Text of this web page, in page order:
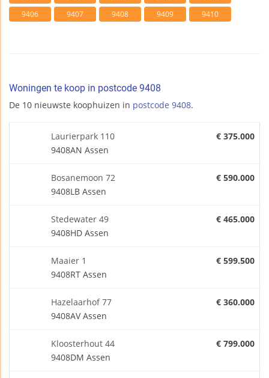
9406
9407 9408 9409 9410
Woningen te koop in postcode 9408
De 10 nieuwste koophuizen in postcode 9408.
Laurierpark 110
9408AN Assen
€ 375.000
Bosanemoon 72
9408LB Assen
€ 590.000
Stedewater 49
9408HD Assen
€ 465.000
Maaier 1
9408RT Assen
€ 599.500
Hazelaarhof 77
9408AV Assen
€ 360.000
Kloosterhout 44
9408DM Assen
€ 799.000